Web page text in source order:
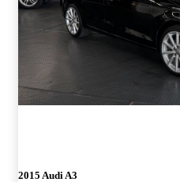
2015 Audi A3